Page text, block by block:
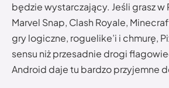
będzie wystarczający. Jeśli grasz w
Marvel Snap, Clash Royale,
gry logiczne, roguelike’i i chmurę,
sensu niż przesadnie drogi
Android daje tu bardzo przyjemne